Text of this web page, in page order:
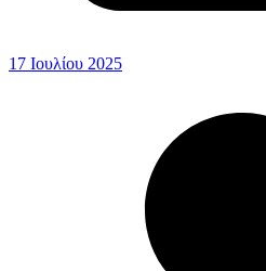
17 Ιουλίου 2025